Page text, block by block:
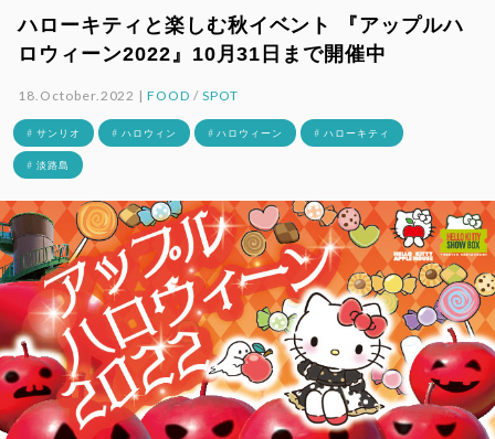
ハローキティと楽しむ秋イベント 『アップルハ
ロウィーン2022』10月31日まで開催中
18.October.2022 |FOOD /SPOT
# サンリオ # ハロウィン # ハロウィーン # ハローキティ
# 淡路島